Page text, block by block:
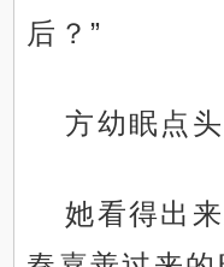
后？”
方幼眠点
她看得出